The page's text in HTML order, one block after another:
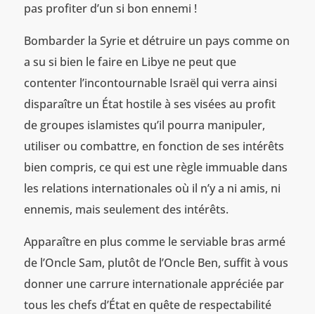
pas profiter d’un si bon ennemi !
Bombarder la Syrie et détruire un pays comme on
a su si bien le faire en Libye ne peut que
contenter l’incontournable Israël qui verra ainsi
disparaître un État hostile à ses visées au profit
de groupes islamistes qu’il pourra manipuler,
utiliser ou combattre, en fonction de ses intérêts
bien compris, ce qui est une règle immuable dans
les relations internationales où il n’y a ni amis, ni
ennemis, mais seulement des intérêts.
Apparaître en plus comme le serviable bras armé
de l’Oncle Sam, plutôt de l’Oncle Ben, suffit à vous
donner une carrure internationale appréciée par
tous les chefs d’État en quête de respectabilité